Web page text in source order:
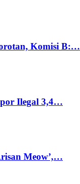
Komisi B:…
Ilegal 3,4…
Meow’,…